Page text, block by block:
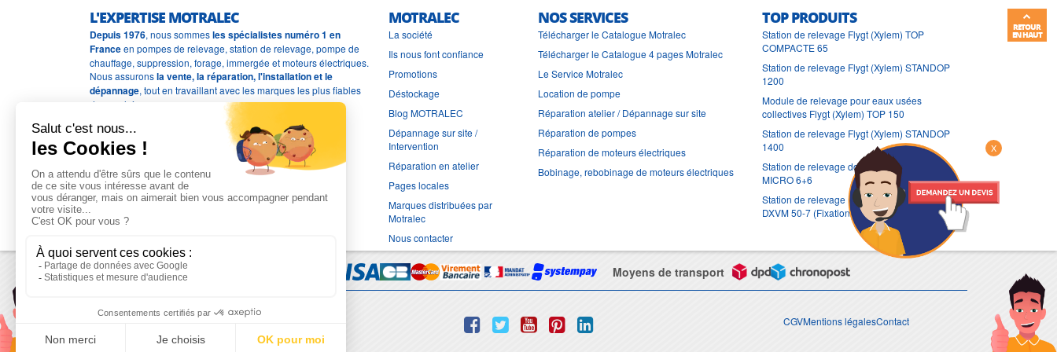
L'EXPERTISE MOTRALEC
Depuis 1976, nous sommesles spécialistes numéro 1 en
Franceen pompes de relevage, station de relevage, pompe de
chauffage, suppression, forage, immergée et moteurs électriques.
Nous assuronsla vente, la réparation, l'installation et le
dépannage, tout en travaillant avec les marques les plus fiables
du marché.
MOTRALEC
La société
Ils nous font confiance
Promotions
Déstockage
Blog MOTRALEC
Dépannage sur site /
Intervention
Réparation en atelier
Pages locales
Marques distribuées par
Motralec
Nous contacter
NOS SERVICES
Télécharger le Catalogue Motralec
Télécharger le Catalogue 4 pages Motralec
Le Service Motralec
Location de pompe
Réparation atelier / Dépannage sur site
Réparation de pompes
Réparation de moteurs électriques
Bobinage, rebobinage de moteurs électriques
TOP PRODUITS
Station de relevage Flygt (Xylem) TOP
COMPACTE 65
Station de relevage Flygt (Xylem) STANDOP
1200
Module de relevage pour eaux usées
collectives Flygt (Xylem) TOP 150
Station de relevage Flygt (Xylem) STANDOP
1400
Station de relevage double Flygt (Xylem)
MICRO 6+6
Station de relevage Flygt (Xylem) MICRO 6 FX
DXVM 50-7 (Fixation tuyauterie)
Moyens de transport
CGVMentions légalesContact
X
RETOUR
EN HAUT